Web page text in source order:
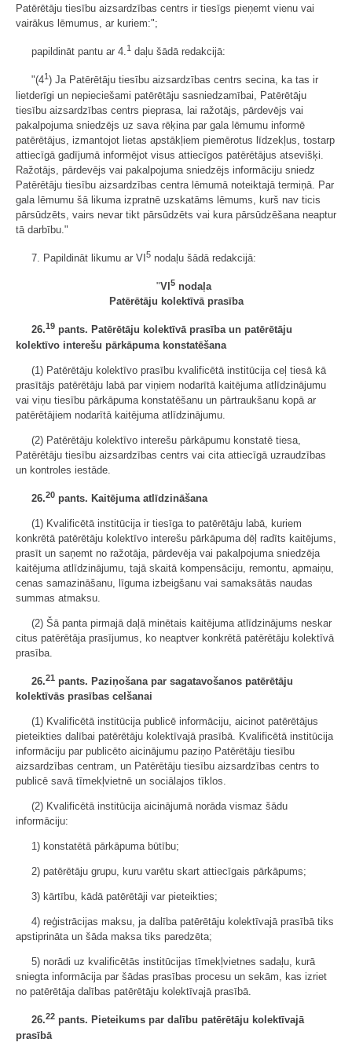
Patērētāju tiesību aizsardzības centrs ir tiesīgs pieņemt vienu vai
vairākus lēmumus, ar kuriem:";
papildināt pantu ar 4.1 daļu šādā redakcijā:
"(41 ) Ja Patērētāju tiesību aizsardzības centrs secina, ka tas ir
lietderīgi un nepieciešami patērētāju sasniedzamībai, Patērētāju
tiesību aizsardzības centrs pieprasa, lai ražotājs, pārdevējs vai
pakalpojuma sniedzējs uz sava rēķina par gala lēmumu informē
patērētājus, izmantojot lietas apstākļiem piemērotus līdzekļus, tostarp
attiecīgā gadījumā informējot visus attiecīgos patērētājus atsevišķi.
Ražotājs, pārdevējs vai pakalpojuma sniedzējs informāciju sniedz
Patērētāju tiesību aizsardzības centra lēmumā noteiktajā termiņā. Par
gala lēmumu šā likuma izpratnē uzskatāms lēmums, kurš nav ticis
pārsūdzēts, vairs nevar tikt pārsūdzēts vai kura pārsūdzēšana neaptur
tā darbību."
7. Papildināt likumu ar VI 5 nodaļu šādā redakcijā:
"VI 5 nodaļa
Patērētāju kolektīvā prasība
26.19 pants. Patērētāju kolektīvā prasība un patērētāju
kolektīvo interešu pārkāpuma konstatēšana
(1) Patērētāju kolektīvo prasību kvalificētā institūcija ceļ tiesā kā
prasītājs patērētāju labā par viņiem nodarītā kaitējuma atlīdzinājumu
vai viņu tiesību pārkāpuma konstatēšanu un pārtraukšanu kopā ar
patērētājiem nodarītā kaitējuma atlīdzinājumu.
(2) Patērētāju kolektīvo interešu pārkāpumu konstatē tiesa,
Patērētāju tiesību aizsardzības centrs vai cita attiecīgā uzraudzības
un kontroles iestāde.
26.20 pants. Kaitējuma atlīdzināšana
(1) Kvalificētā institūcija ir tiesīga to patērētāju labā, kuriem
konkrētā patērētāju kolektīvo interešu pārkāpuma dēļ radīts kaitējums,
prasīt un saņemt no ražotāja, pārdevēja vai pakalpojuma sniedzēja
kaitējuma atlīdzinājumu, tajā skaitā kompensāciju, remontu, apmaiņu,
cenas samazināšanu, līguma izbeigšanu vai samaksātās naudas
summas atmaksu.
(2) Šā panta pirmajā daļā minētais kaitējuma atlīdzinājums neskar
citus patērētāja prasījumus, ko neaptver konkrētā patērētāju kolektīvā
prasība.
26.21 pants. Paziņošana par sagatavošanos patērētāju
kolektīvās prasības celšanai
(1) Kvalificētā institūcija publicē informāciju, aicinot patērētājus
pieteikties dalībai patērētāju kolektīvajā prasībā. Kvalificētā institūcija
informāciju par publicēto aicinājumu paziņo Patērētāju tiesību
aizsardzības centram, un Patērētāju tiesību aizsardzības centrs to
publicē savā tīmekļvietnē un sociālajos tīklos.
(2) Kvalificētā institūcija aicinājumā norāda vismaz šādu
informāciju:
1) konstatētā pārkāpuma būtību;
2) patērētāju grupu, kuru varētu skart attiecīgais pārkāpums;
3) kārtību, kādā patērētāji var pieteikties;
4) reģistrācijas maksu, ja dalība patērētāju kolektīvajā prasībā tiks
apstiprināta un šāda maksa tiks paredzēta;
5) norādi uz kvalificētās institūcijas tīmekļvietnes sadaļu, kurā
sniegta informācija par šādas prasības procesu un sekām, kas izriet
no patērētāja dalības patērētāju kolektīvajā prasībā.
26.22 pants. Pieteikums par dalību patērētāju kolektīvajā
prasībā